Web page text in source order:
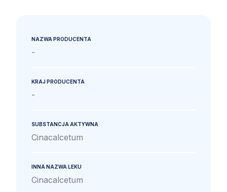
NAZWA PRODUCENTA
-
KRAJ PRODUCENTA
-
SUBSTANCJA AKTYWNA
Cinacalcetum
INNA NAZWA LEKU
Cinacalcetum